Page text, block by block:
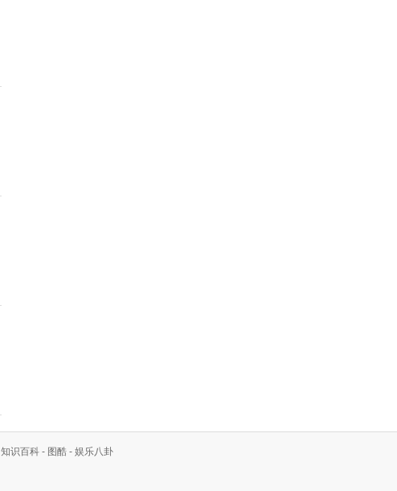
知识百科 - 图酷 - 娱乐八卦